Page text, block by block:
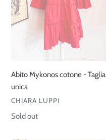
Abito Mykonos cotone - Taglia
unica
VENDOR
CHIARA LUPPI
Regular
Sold out